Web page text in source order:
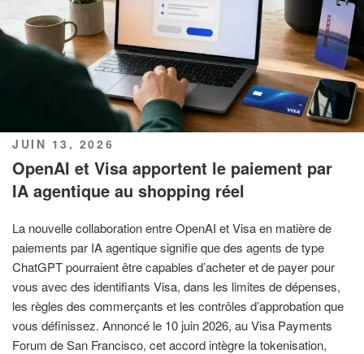
PUBLIÉ
LE
JUIN 13, 2026
OpenAI et Visa apportent le paiement par
IA agentique au shopping réel
La nouvelle collaboration entre OpenAI et Visa en matière de
paiements par IA agentique signifie que des agents de type
ChatGPT pourraient être capables d’acheter et de payer pour
vous avec des identifiants Visa, dans les limites de dépenses,
les règles des commerçants et les contrôles d’approbation que
vous définissez. Annoncé le 10 juin 2026, au Visa Payments
Forum de San Francisco, cet accord intègre la tokenisation,